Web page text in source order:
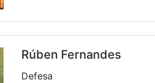
Rúben Fernandes
Defesa